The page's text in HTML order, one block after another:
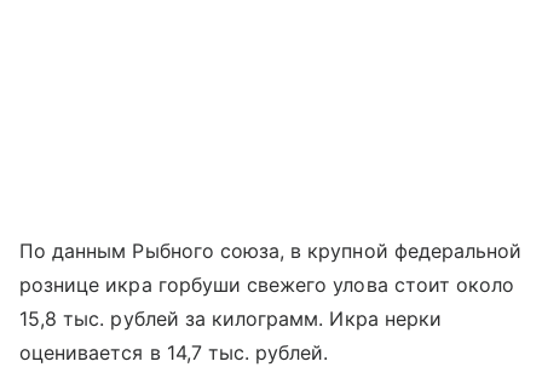
По данным Рыбного союза, в крупной федеральной
рознице икра горбуши свежего улова стоит около
15,8 тыс. рублей за килограмм. Икра нерки
оценивается в 14,7 тыс. рублей.